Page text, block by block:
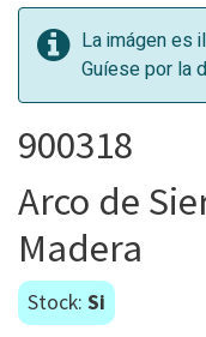
La imágen es
Guíese por la
900318
Arco de
Madera
Stock: Si